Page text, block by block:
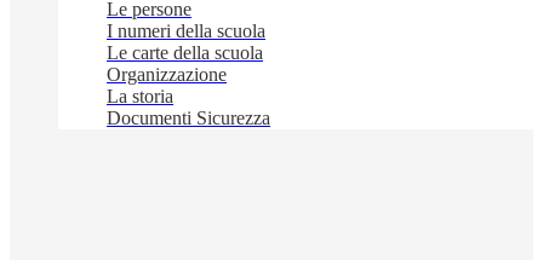
Le persone
I numeri della scuola
Le carte della scuola
Organizzazione
La storia
Documenti Sicurezza